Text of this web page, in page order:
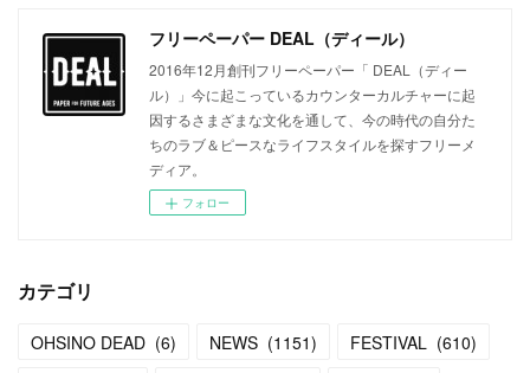
フリーペーパー DEAL（ディール）
2016年12月創刊フリーペーパー「 DEAL（ディー
ル）」今に起こっているカウンターカルチャーに起
因するさまざまな文化を通して、今の時代の自分た
ちのラブ＆ピースなライフスタイルを探すフリーメ
ディア。
フォロー
カテゴリ
OHSINO DEAD (6) NEWS (1151) FESTIVAL (610)